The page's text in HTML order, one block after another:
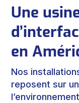
Une
en
Nos
reposent sur